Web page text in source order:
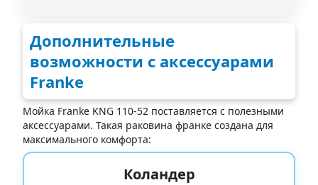
Дополнительные
возможности с аксессуарами
Franke
Мойка Franke KNG 110-52 поставляется с полезными
аксессуарами. Такая раковина франке создана для
максимального комфорта:
Коландер